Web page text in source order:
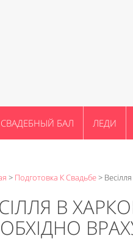
СВАДЕБНЫЙ БАЛ ЛЕДИ
> Подготовка К Свадьбе>
В